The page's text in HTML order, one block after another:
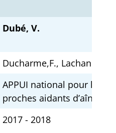
Dubé, V.
Ducharme,F., Lachance, L.
APPUI national pour les
proches aidants d’aînés
2017 - 2018